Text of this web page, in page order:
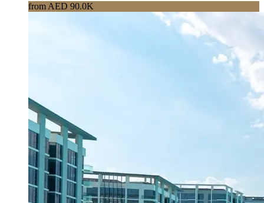
from AED 90.0K